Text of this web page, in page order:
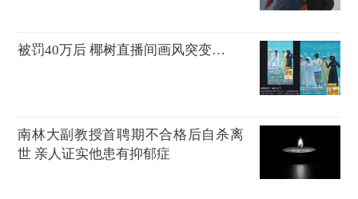
被罚40万后 椰树直播间画风突变…
南林大副教授首聘期不合格后自杀离
世 亲人证实他患有抑郁症